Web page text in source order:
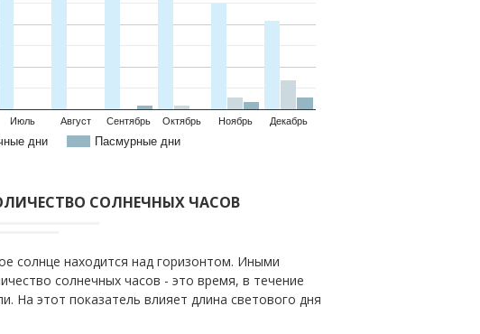
дни Пасмурные дни
Июль Август Сентябрь Октябрь Ноябрь Декабрь
СОЛНЕЧНЫХ ЧАСОВ
солнце находится над горизонтом. Иными
солнечных часов - это время, в течение
На этот показатель влияет длина светового дня